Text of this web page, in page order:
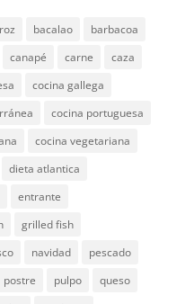
bacalao
barbacoa
canapé carne
caza
cocina gallega
cocina portuguesa
cocina vegetariana
dieta atlantica
entrante
grilled fish
navidad
pescado
postre pulpo
queso